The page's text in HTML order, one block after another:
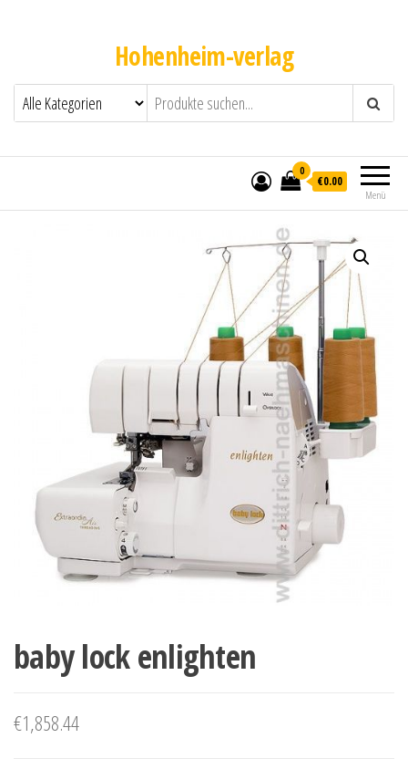
Hohenheim-verlag
Menü
0
€0.00
baby lock enlighten
€1,858.44